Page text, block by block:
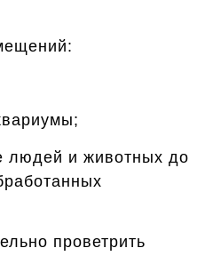
людей и животных до
проветрить